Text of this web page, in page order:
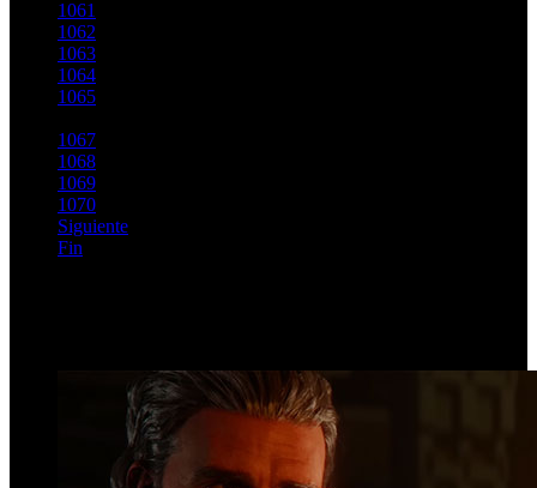
1061
1062
1063
1064
1065
1067
1068
1069
1070
Siguiente
Fin